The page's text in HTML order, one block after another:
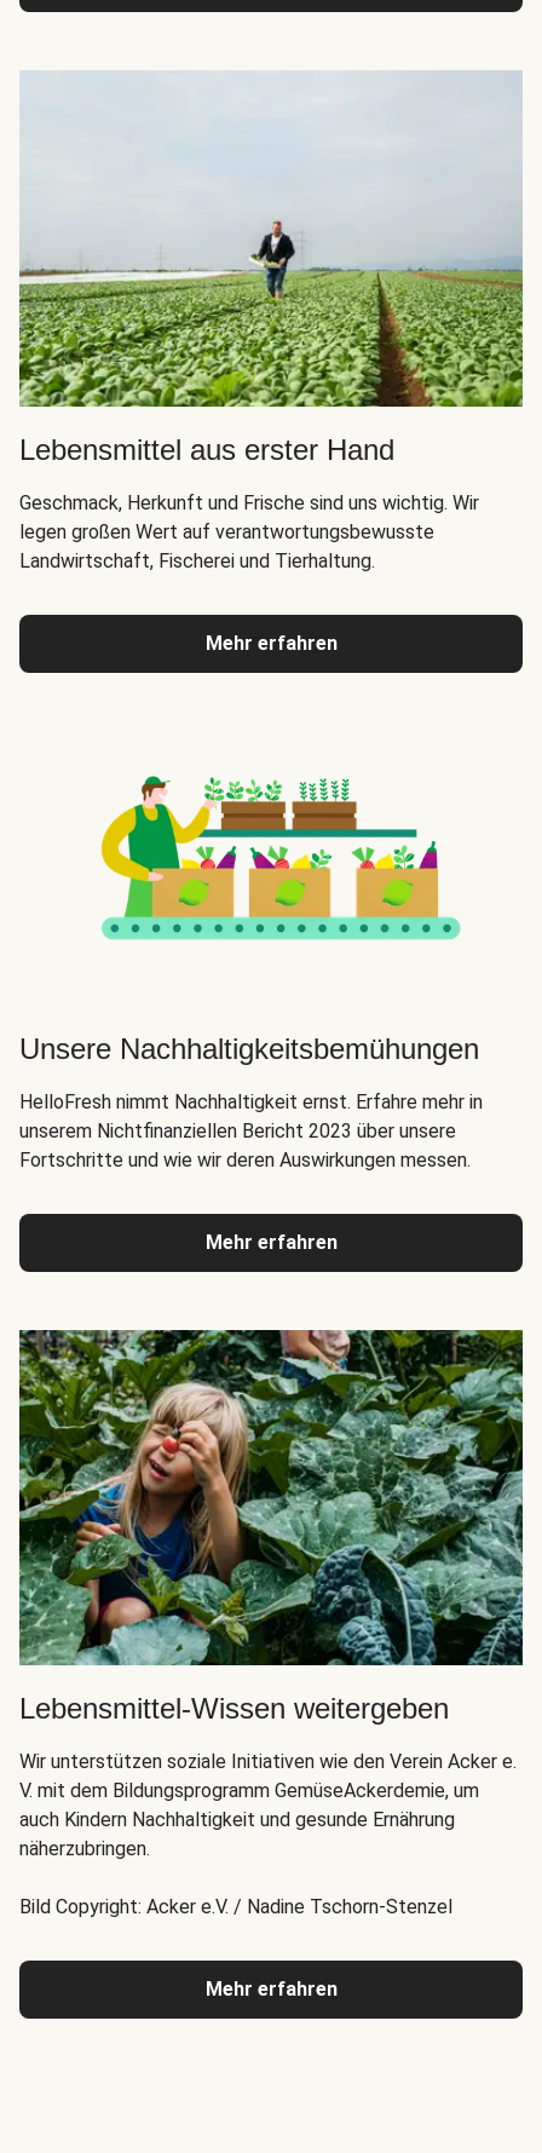
Lebensmittel aus erster Hand
Geschmack, Herkunft und Frische sind uns wichtig. Wir
legen großen Wert auf verantwortungsbewusste
Landwirtschaft, Fischerei und Tierhaltung.
Mehr erfahren
Unsere Nachhaltigkeitsbemühungen
HelloFresh nimmt Nachhaltigkeit ernst. Erfahre mehr in
unserem Nichtfinanziellen Bericht 2023 über unsere
Fortschritte und wie wir deren Auswirkungen messen.
Mehr erfahren
Lebensmittel-Wissen weitergeben
Wir unterstützen soziale Initiativen wie den Verein Acker e.
V. mit dem Bildungsprogramm GemüseAckerdemie, um
auch Kindern Nachhaltigkeit und gesunde Ernährung
näherzubringen.
Bild Copyright: Acker e.V. / Nadine Tschorn-Stenzel
Mehr erfahren